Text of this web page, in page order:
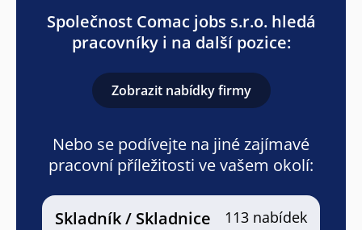
Společnost Comac jobs s.r.o. hledá
pracovníky i na další pozice:
Zobrazit nabídky firmy
Nebo se podívejte na jiné zajímavé
pracovní příležitosti ve vašem okolí:
Skladník / Skladnice 113 nabídek